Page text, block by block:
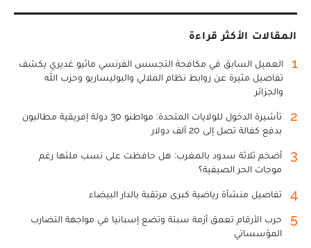
المقالات الأكثر قراءة
1
العميل السابق في مكافحة التجسس الفرنسي ماثيو غديري يكشف
تفاصيل مثيرة عن روابط نظام الملالي والبوليساريو وحزب الله
والجزائر
2
تأشيرة الدخول للولايات المتحدة: مواطنو 30 دولة إفريقية مطالبون
بدفع كفالة تصل إلى 20 ألف دولار
3
أضخم ثلاثة سدود بالمغرب: هل حافظت على نسب ملئها رغم
موجات الحر الصيفية؟
4 تفاصيل منشأة رياضية كبرى مرتقبة بالدار البيضاء
5
حرب الأرقام تعمق أزمة سبتة وتضع إسبانيا في مواجهة التضارب
المؤسساتي